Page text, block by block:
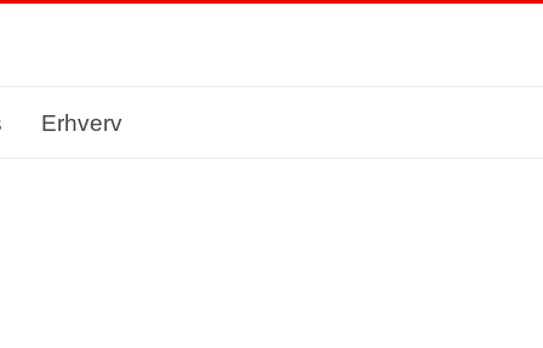
Erhverv